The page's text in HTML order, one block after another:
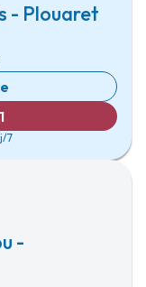
- Plouaret
7
-